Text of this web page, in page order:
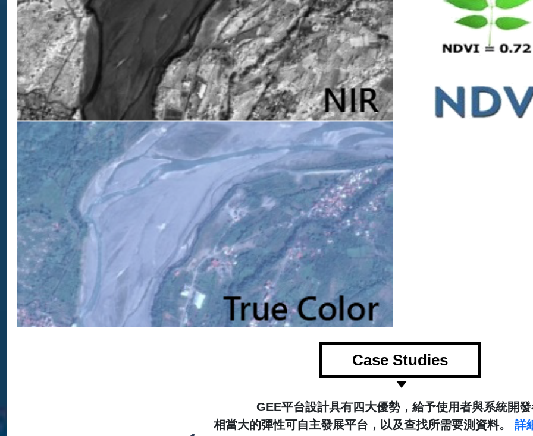
Case Studies
GEE平台設計具有四大優勢，給予使用者與系統開
相當大的彈性可自主發展平台，以及查找所需要測資料。 詳